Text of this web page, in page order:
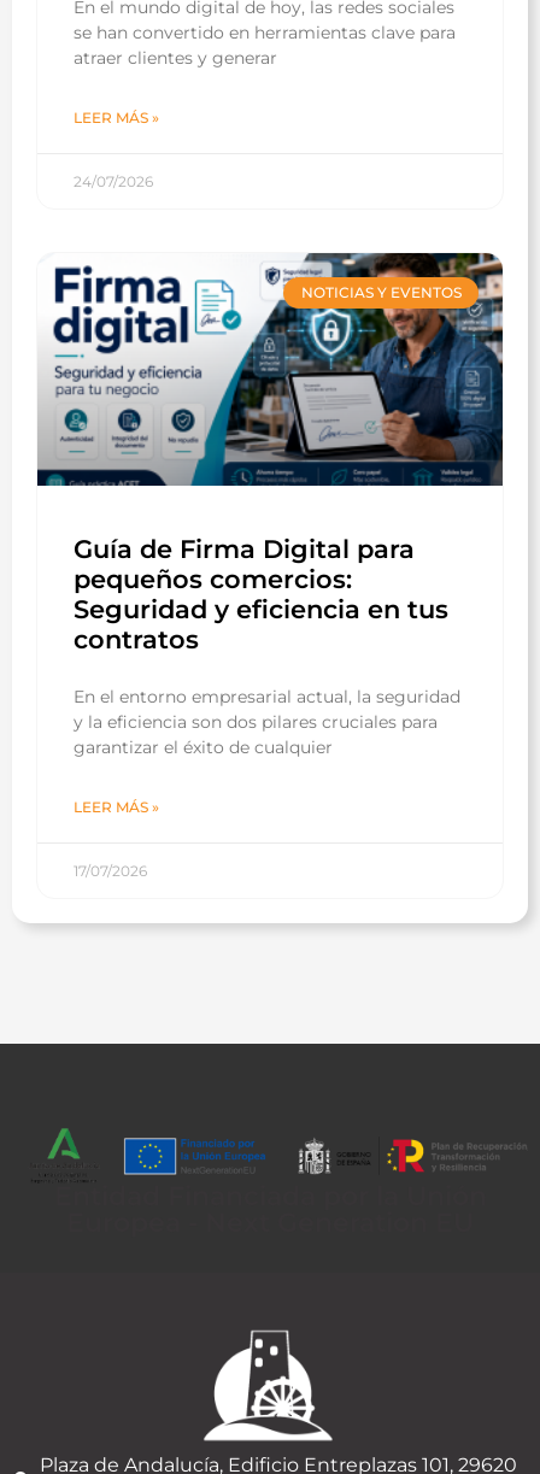
En el mundo digital de hoy, las redes sociales
se han convertido en herramientas clave para
atraer clientes y generar
LEER MÁS »
24/07/2026
NOTICIAS Y EVENTOS
Guía de Firma Digital para
pequeños comercios:
Seguridad y eficiencia en tus
contratos
En el entorno empresarial actual, la seguridad
y la eficiencia son dos pilares cruciales para
garantizar el éxito de cualquier
LEER MÁS »
17/07/2026
Plaza de Andalucía, Edificio Entreplazas 101, 29620